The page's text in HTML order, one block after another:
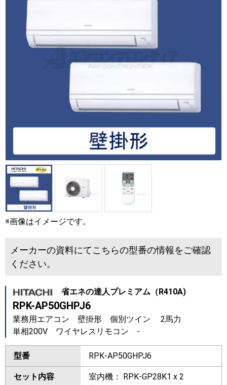
※画像はイメージです。
メーカーの資料にてこちらの型番の情報をご確認
ください。
省エネの達人プレミアム（R410A)
RPK-AP50GHPJ6
業務用エアコン 壁掛形 個別ツイン 2馬力
単相200V ワイヤレスリモコン -
型番 RPK-AP50GHPJ6
セット内容
室内機： RPK-GP28K1 x 2